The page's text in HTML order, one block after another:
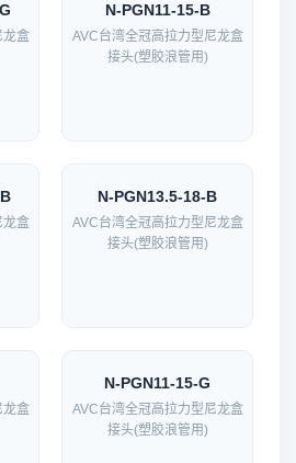
龙盒
N-PGN11-15-B
AVC台湾全冠高拉力型尼龙盒
接头(塑胶浪管用)
龙盒
N-PGN13.5-18-B
AVC台湾全冠高拉力型尼龙盒
接头(塑胶浪管用)
龙盒
N-PGN11-15-G
AVC台湾全冠高拉力型尼龙盒
接头(塑胶浪管用)